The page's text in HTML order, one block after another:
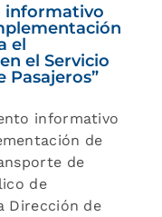
informativo
el
el Servicio
Pasajeros”
informativo
de
de
de
Dirección de